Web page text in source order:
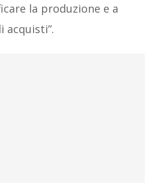
la produzione e a
acquisti”.